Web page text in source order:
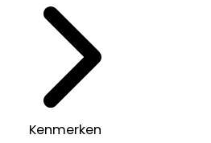
Kenmerken